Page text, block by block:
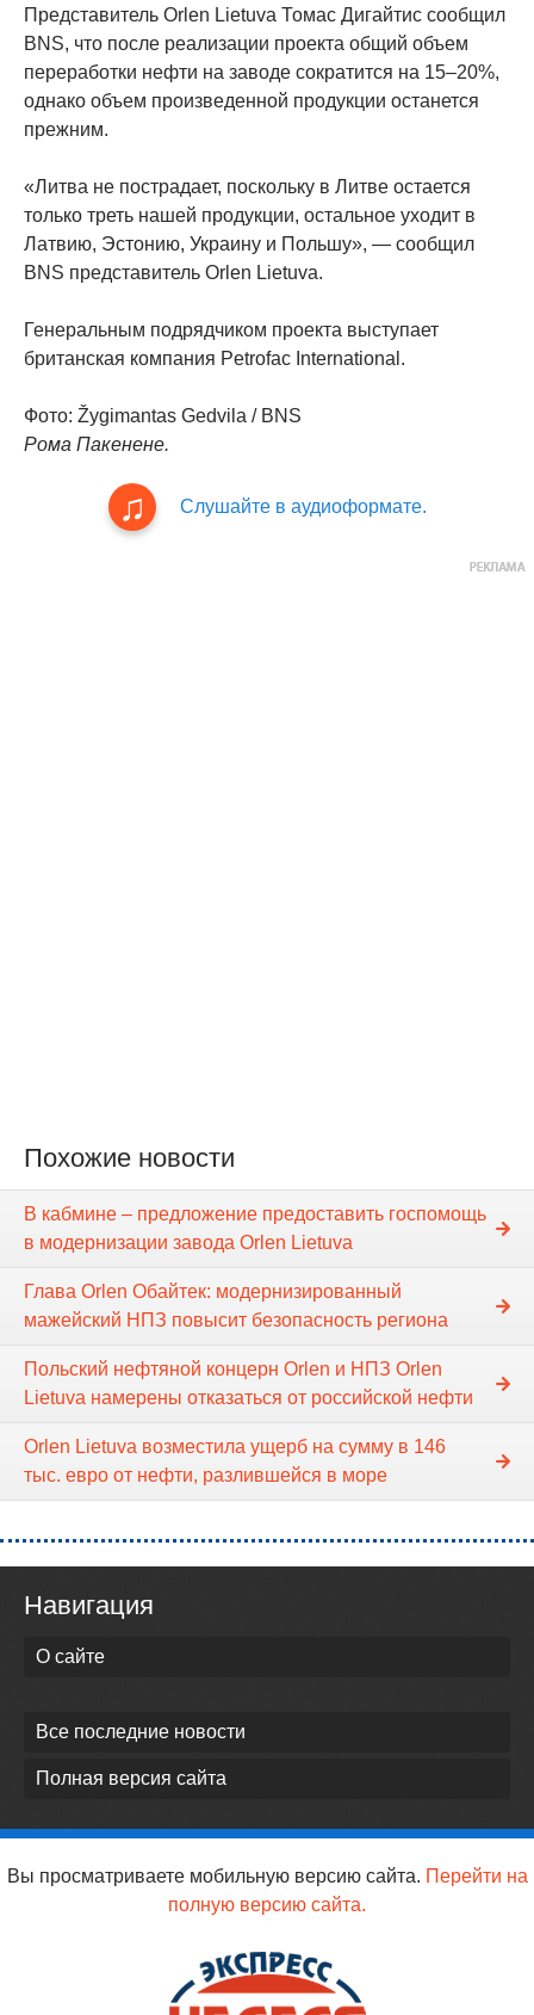
Представитель Orlen Lietuva Томас Дигайтис сообщил
BNS, что после реализации проекта общий объем
переработки нефти на заводе сократится на 15–20%,
однако объем произведенной продукции останется
прежним.
«Литва не пострадает, поскольку в Литве остается
только треть нашей продукции, остальное уходит в
Латвию, Эстонию, Украину и Польшу», — сообщил
BNS представитель Orlen Lietuva.
Генеральным подрядчиком проекта выступает
британская компания Petrofac International.
Фото: Žygimantas Gedvila / BNS
Рома Пакенене.
Слушайте в аудиоформате.
Похожие новости
В кабмине – предложение предоставить госпомощь
в модернизации завода Orlen Lietuva
Глава Orlen Обайтек: модернизированный
мажейский НПЗ повысит безопасность региона
Польский нефтяной концерн Orlen и НПЗ Orlen
Lietuva намерены отказаться от российской нефти
Orlen Lietuva возместила ущерб на сумму в 146
тыс. евро от нефти, разлившейся в море
Навигация
О сайте
Все последние новости
Полная версия сайта
Вы просматриваете мобильную версию сайта. Перейти на
полную версию сайта.